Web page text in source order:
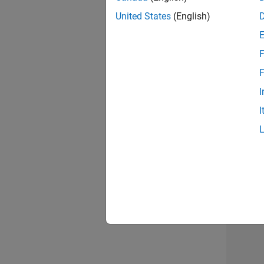
2 de
United States (English)